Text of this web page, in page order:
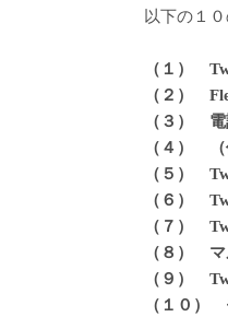
以下の１
（１）
（２）
（３）
（４） （
（５）
（６）
（７）
（８） マ
（９）
（１０）